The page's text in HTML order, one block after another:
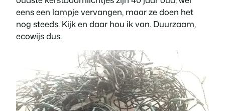
eens een lampje vervangen, maar ze doen het
nog steeds. Kijk en daar hou ik van. Duurzaam,
ecowijs dus.